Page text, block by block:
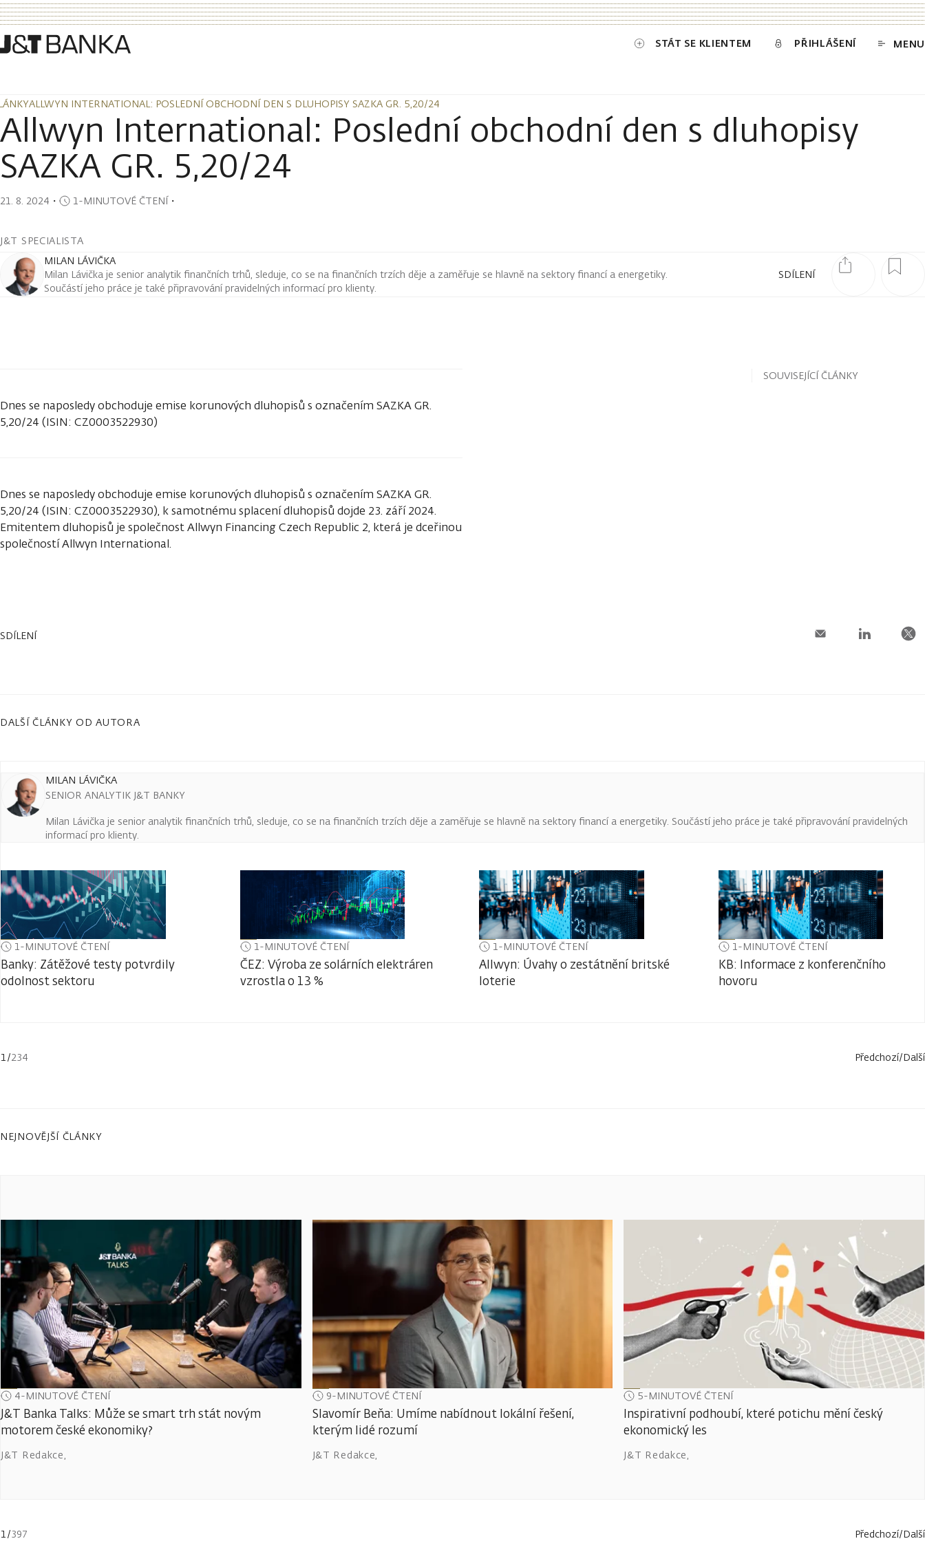
STÁT SE KLIENTEM PŘIHLÁŠENÍ MENU
ALLWYN INTERNATIONAL: POSLEDNÍ OBCHODNÍ DEN S DLUHOPISY SAZKA GR. 5,20/24
ALLWYN INTERNATIONAL: POSLEDNÍ OBCHODNÍ DEN S DLUHOPISY SAZKA GR. 5,20/24
Allwyn International: Poslední obchodní den s dluhopisy
SAZKA GR. 5,20/24
21. 8. 2024 ・ 1-MINUTOVÉ ČTENÍ・
J&T SPECIALISTA
SDÍLENÍ
MILAN LÁVIČKA
Milan Lávička je senior analytik finančních trhů, sleduje, co se na finančních trzích děje a zaměřuje se hlavně na sektory financí a energetiky.
Součástí jeho práce je také připravování pravidelných informací pro klienty.
Dnes se naposledy obchoduje emise korunových dluhopisů s označením SAZKA GR.
5,20/24 (ISIN: CZ0003522930)
Dnes se naposledy obchoduje emise korunových dluhopisů s označením SAZKA GR.
5,20/24 (ISIN: CZ0003522930), k samotnému splacení dluhopisů dojde 23. září 2024.
Emitentem dluhopisů je společnost Allwyn Financing Czech Republic 2, která je dceřinou
společností Allwyn International.
SOUVISEJÍCÍ ČLÁNKY
SDÍLENÍ
DALŠÍ ČLÁNKY OD AUTORA
MILAN LÁVIČKA
SENIOR ANALYTIK J&T BANKY
Milan Lávička je senior analytik finančních trhů, sleduje, co se na finančních trzích děje a zaměřuje se hlavně na sektory financí a energetiky. Součástí jeho práce je také připravování pravidelných
informací pro klienty.
1-MINUTOVÉ ČTENÍ
Banky: Zátěžové testy potvrdily
odolnost sektoru
1-MINUTOVÉ ČTENÍ
ČEZ: Výroba ze solárních elektráren
vzrostla o 13 %
1-MINUTOVÉ ČTENÍ
Allwyn: Úvahy o zestátnění britské
loterie
1-MINUTOVÉ ČTENÍ
KB: Informace z konferenčního
hovoru
1 /234 Předchozí/Další
NEJNOVĚJŠÍ ČLÁNKY
4-MINUTOVÉ ČTENÍ
J&T Banka Talks: Může se smart trh stát novým
motorem české ekonomiky?
J&T Redakce,
9-MINUTOVÉ ČTENÍ
Slavomír Beňa: Umíme nabídnout lokální řešení,
kterým lidé rozumí
J&T Redakce,
5-MINUTOVÉ ČTENÍ
Inspirativní podhoubí, které potichu mění český
ekonomický les
J&T Redakce,
1/397 Předchozí/Další